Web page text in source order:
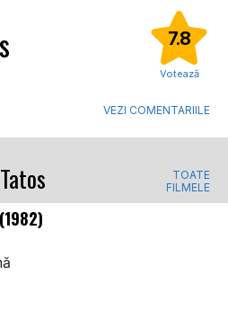
7.8
Votează
VEZI COMENTARIILE
TOATE
FILMELE
(1982)